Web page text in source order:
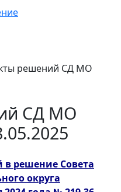
решений СД МО
СД МО
решение Совета
округа